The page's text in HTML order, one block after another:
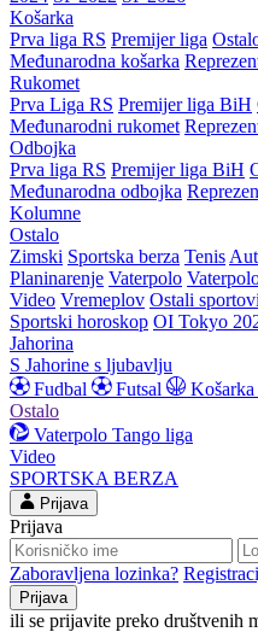
Košarka
Prva liga RS Premijer liga
Međunarodna košarka
Rukomet
Prva Liga RS Premijer liga BiH
Međunarodni rukomet
Odbojka
Prva liga RS Premijer liga BiH
Međunarodna odbojka
Kolumne
Ostalo
Zimski Sportska berza Tenis
Planinarenje Vaterpolo
Video Vremeplov Ostali sportovi
Sportski horoskop OI Tokyo
Jahorina
S Jahorine s ljubavlju
Fudbal
Futsal Košarka
Ostalo
Vaterpolo Tango liga
Video
SPORTSKA BERZA
Prijava
Prijava
Zaboravljena lozinka?
ili se prijavite preko društvenih